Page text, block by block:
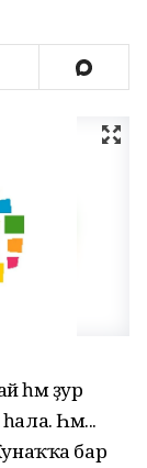
һәм ҙур
Һәм...
бар